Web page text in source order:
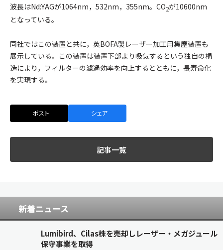
波長はNd:YAGが1064nm，532nm，355nm。CO2が10600nm
となっている。
同社ではこの装置と共に，英BOFA製レーザー加工用集塵装置も
展示している。この装置は装置下部より吸気するという独自の構
造により，フィルターの濾過効率を向上するとともに，長寿命化
を実現する。
ポスト シェア
記事一覧
新着ニュース
Lumibird、Cilas株を売却しレーザー・メガジュール
保守事業を取得